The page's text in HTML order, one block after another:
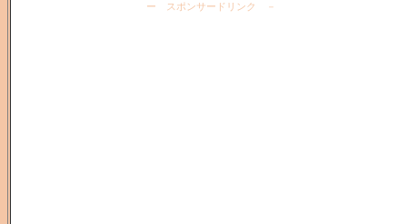
ー スポンサードリンク －